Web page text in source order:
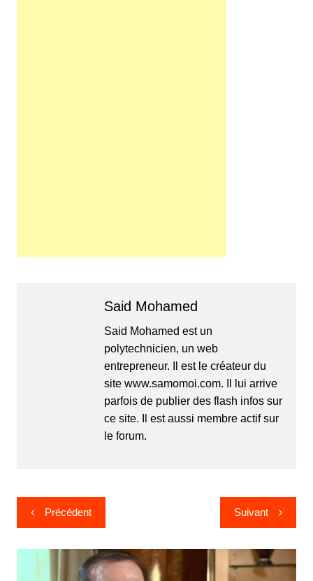
Said Mohamed
Said Mohamed est un
polytechnicien, un web
entrepreneur. Il est le créateur du
site www.samomoi.com. Il lui arrive
parfois de publier des flash infos sur
ce site. Il est aussi membre actif sur
le forum.
Navigation
de
l’article
Précédent Suivant